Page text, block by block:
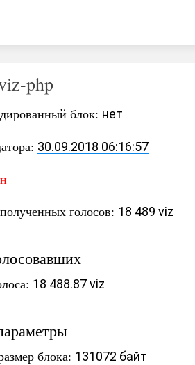
php
блок: нет
30.09.2018 06:16:57
голосов: 18 489 viz
18 488.87 viz
блока: 131072 байт